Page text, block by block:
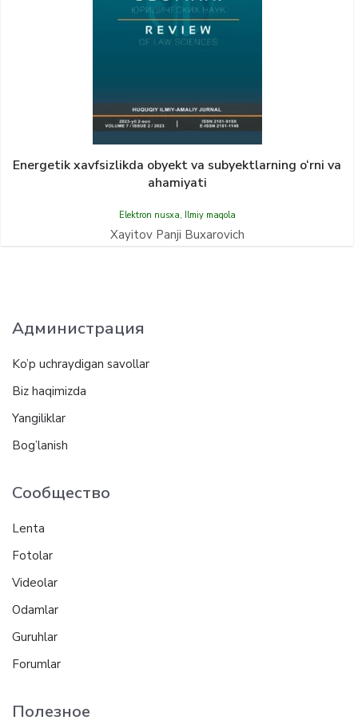
Energetik xаvfsizlikdа obyekt vа subyektlаrning o‘rni va
ahamiyati
Elektron nusxa, Ilmiy maqola
Xayitov Panji Buxarovich
Администрация
Ko’p uchraydigan savollar
Biz haqimizda
Yangiliklar
Bog’lanish
Сообщество
Lenta
Fotolar
Videolar
Odamlar
Guruhlar
Forumlar
Полезное